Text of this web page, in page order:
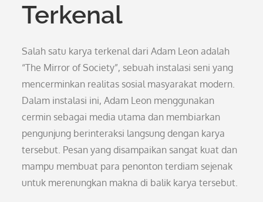
Terkenal
Salah satu karya terkenal dari Adam Leon adalah
“The Mirror of Society”, sebuah instalasi seni yang
mencerminkan realitas sosial masyarakat modern.
Dalam instalasi ini, Adam Leon menggunakan
cermin sebagai media utama dan membiarkan
pengunjung berinteraksi langsung dengan karya
tersebut. Pesan yang disampaikan sangat kuat dan
mampu membuat para penonton terdiam sejenak
untuk merenungkan makna di balik karya tersebut.